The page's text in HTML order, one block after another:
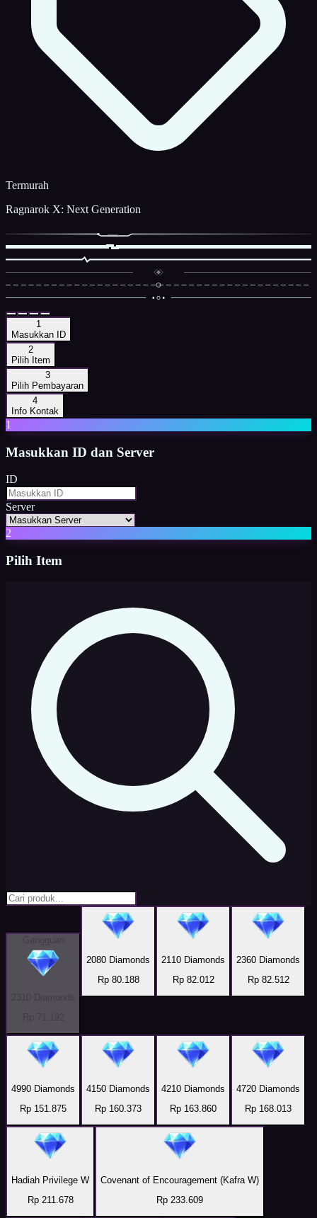
Termurah
Ragnarok X: Next Generation
1
Masukkan ID
2
Pilih Item
3
Pilih Pembayaran
4
Info Kontak
1
Masukkan ID dan Server
ID
Server
2
Pilih Item
2080 Diamonds
Rp 80.188
2110 Diamonds
Rp 82.012
2360 Diamonds
Rp 82.512
4990 Diamonds
Rp 151.875
4150 Diamonds
Rp 160.373
4210 Diamonds
Rp 163.860
4720 Diamonds
Rp 168.013
Hadiah Privilege W
Rp 211.678
Covenant of Encouragement (Kafra W)
Rp 233.609